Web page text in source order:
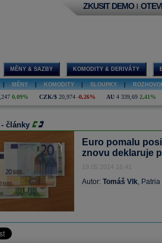
ZKUSIT DEMO |
MĚNY & SAZBY KOMODITY & DERIVÁTY
MĚNY KOMODITY SLOUPKY
0,09% CZK/$ 20,974 -0,26% AU 4 339,69 2,41%
- články
Euro pomalu
znovu deklaruje
19.05.2014 16:41
Autor: Tomáš Vlk, Patria